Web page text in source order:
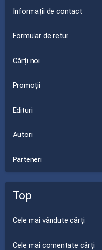
Informații de contact
Formular de retur
Cărți noi
Promoții
Edituri
Autori
Parteneri
Top
Cele mai vândute cărți
Cele mai comentate cărți